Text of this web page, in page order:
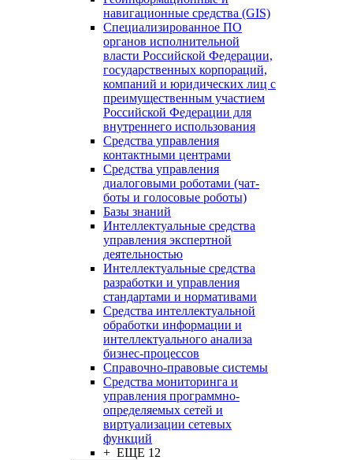
навигационные средства (GIS)
Специализированное ПО
органов исполнительной
власти Российской Федерации,
государственных корпораций,
компаний и юридических лиц с
преимущественным участием
Российской Федерации для
внутреннего использования
Средства управления
контактными центрами
Средства управления
диалоговыми роботами (чат-
боты и голосовые роботы)
Базы знаний
Интеллектуальные средства
управления экспертной
деятельностью
Интеллектуальные средства
разработки и управления
стандартами и нормативами
Средства интеллектуальной
обработки информации и
интеллектуального анализа
бизнес-процессов
Справочно-правовые системы
Средства мониторинга и
управления программно-
определяемых сетей и
виртуализации сетевых
функций
+ ЕЩЕ 12